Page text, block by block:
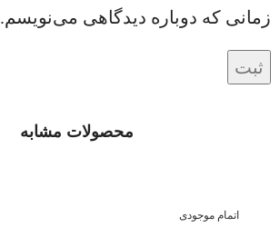
زمانی که دوباره دیدگاهی می‌نویسم.
محصولات مشابه
اتمام موجودی